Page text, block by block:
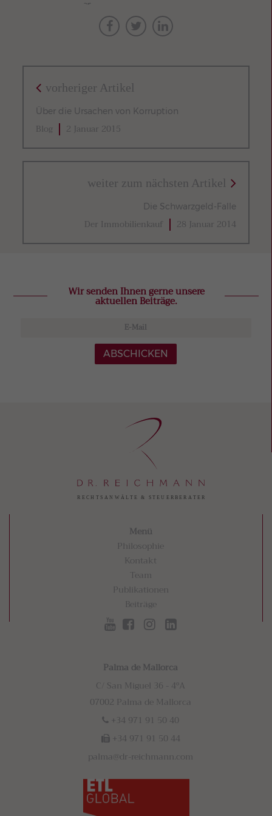
vorheriger Artikel
Über die Ursachen von Korruption
Blog 2 Januar 2015
weiter zum nächsten Artikel
Die Schwarzgeld-Falle
Der Immobilienkauf 28 Januar 2014
Wir senden Ihnen gerne unsere
aktuellen Beiträge.
ABSCHICKEN
Menü
Philosophie
Kontakt
Team
Publikationen
Beiträge
Palma de Mallorca
C/ San Miguel 36 - 4ºA
07002 Palma de Mallorca
+34 971 91 50 40
+34 971 91 50 44
palma@dr-reichmann.com